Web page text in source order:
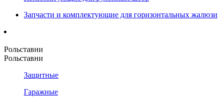
Запчасти и комплектующие для горизонтальных жалюзи
Рольставни
Рольставни
Защитные
Гаражные